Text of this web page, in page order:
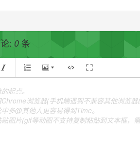
: 0 条
起点。
浏览器(手机端遇到不兼容其他浏览器
多@其他人更容易得到Time。
图片(gif等动图不支持复制粘贴到文本框，